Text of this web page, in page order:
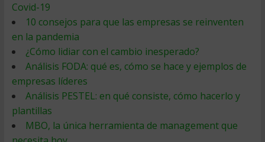
Covid-19
10 consejos para que las empresas se reinventen
en la pandemia
¿Cómo lidiar con el cambio inesperado?
Análisis FODA: qué es, cómo se hace y ejemplos de
empresas líderes
Análisis PESTEL: en qué consiste, cómo hacerlo y
plantillas
MBO, la única herramienta de management que